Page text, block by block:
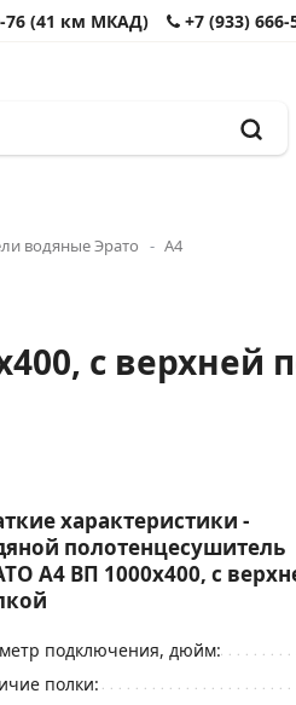
76 (41 км МКАД) +7 (933)
водяные Эрато
А4
с верхней
характеристики -
полотенцесушитель
А4 ВП 1000x400, с
подключения, дюйм:
полки: